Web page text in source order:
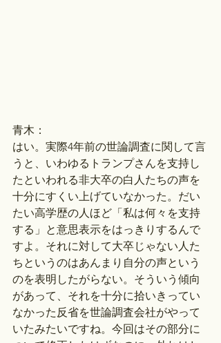
青木：
はい。実際4年前の世論調査に関して言
うと、いわゆるトランプさんを支持し
たといわれる非大卒の白人たちの声を
十分にすくい上げていなかった。だい
たい高学歴の人ほど「私は何々を支持
する」と意思表示をはっきりするんで
すよ。それに対して大卒じゃない人た
ちというのはあんまり自分の声という
のを表明したがらない。そういう傾向
があって、それを十分に拾いきってい
なかった反省を世論調査会社がやって
いたみたいですね。今回はその部分に